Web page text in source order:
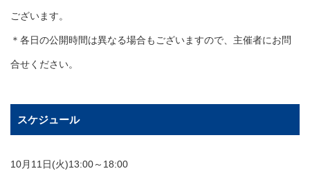
ございます。
＊各日の公開時間は異なる場合もございますので、主催者にお問
合せください。
スケジュール
10月11日(火)13:00～18:00